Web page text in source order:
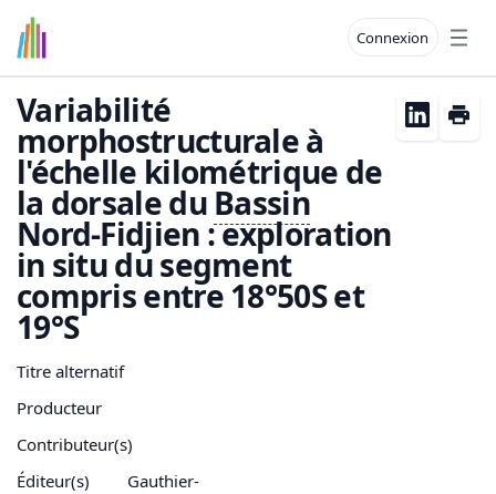
Connexion
Variabilité
morphostructurale à
l'échelle kilométrique de
la dorsale du Bassin
Nord-Fidjien : exploration
in situ du segment
compris entre 18°50S et
19°S
Titre alternatif
Producteur
Contributeur(s)
Éditeur(s)
Gauthier-